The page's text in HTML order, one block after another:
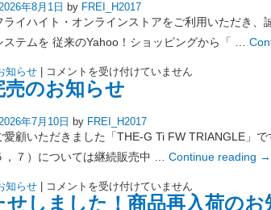
お
知
ら
せ
（THE-
Ti
HYBRID
TRIANGLE）
年8月1日 by FREI_H2017
ライハイト・オンラインストアをご利用いただき
ステムを 従来のYahoo！ショッピングから「 …
知らせ
オ
ン
ラ
イ
ス
ト
ア
シ
ス
ム
変
更
コメントを受け付けていません
売のお知らせ
2026年7月10日 by FREI_H2017
愛顧いただきました「THE-G Ti FW TRIANGLE」
，７）については継続販売中 … Continue reading →
知らせ
在
庫
完
コメントを受け付けていません
せしました！商品再入荷のお